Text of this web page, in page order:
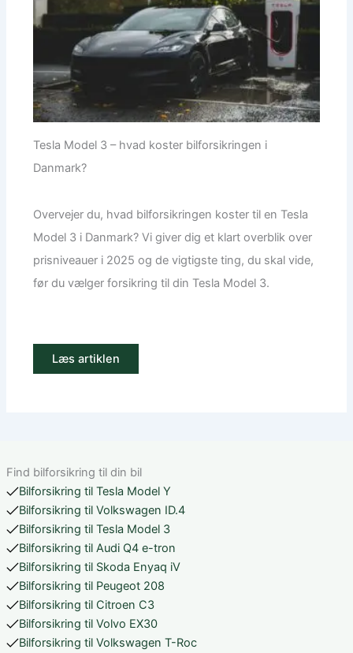
Tesla Model 3 – hvad koster bilforsikringen i
Danmark?
Overvejer du, hvad bilforsikringen koster til en Tesla
Model 3 i Danmark? Vi giver dig et klart overblik over
prisniveauer i 2025 og de vigtigste ting, du skal vide,
før du vælger forsikring til din Tesla Model 3.
Læs artiklen
Find bilforsikring til din bil
Bilforsikring til Tesla Model Y
Bilforsikring til Volkswagen ID.4
Bilforsikring til Tesla Model 3
Bilforsikring til Audi Q4 e-tron
Bilforsikring til Skoda Enyaq iV
Bilforsikring til Peugeot 208
Bilforsikring til Citroen C3
Bilforsikring til Volvo EX30
Bilforsikring til Volkswagen T-Roc